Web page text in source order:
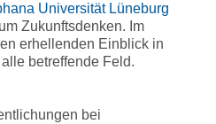
Universität Lüneburg
Zukunftsdenken. Im
erhellenden Einblick in
betreffende Feld.
bei